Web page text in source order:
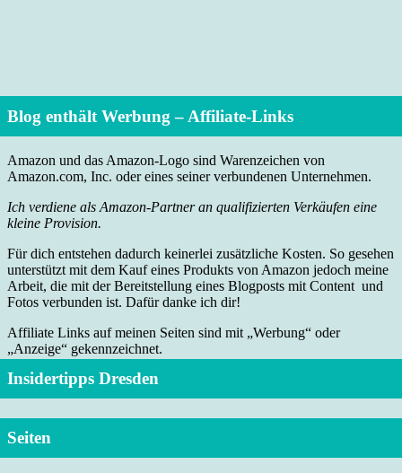
Blog enthält Werbung – Affiliate-Links
Amazon und das Amazon-Logo sind Warenzeichen von
Amazon.com, Inc. oder eines seiner verbundenen Unternehmen.
Ich verdiene als Amazon-Partner an qualifizierten Verkäufen eine
kleine Provision.
Für dich entstehen dadurch keinerlei zusätzliche Kosten. So gesehen
unterstützt mit dem Kauf eines Produkts von Amazon jedoch meine
Arbeit, die mit der Bereitstellung eines Blogposts mit Content und
Fotos verbunden ist. Dafür danke ich dir!
Affiliate Links auf meinen Seiten sind mit „Werbung“ oder
„Anzeige“ gekennzeichnet.
Insidertipps Dresden
Seiten